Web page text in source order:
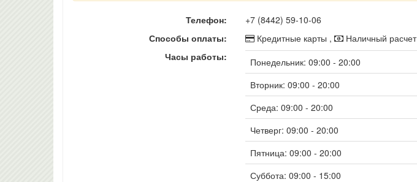
Телефон:
+7 (8442) 59-10-06
Способы оплаты:
Кредитные карты ,
Наличный расчет
Часы работы:
Понедельник: 09:00 - 20:00
Вторник: 09:00 - 20:00
Среда: 09:00 - 20:00
Четверг: 09:00 - 20:00
Пятница: 09:00 - 20:00
Суббота: 09:00 - 15:00